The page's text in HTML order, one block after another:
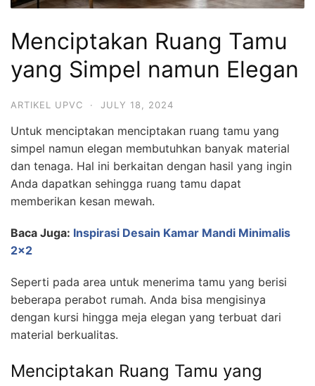
Menciptakan Ruang Tamu
yang Simpel namun Elegan
ARTIKEL UPVC · JULY 18, 2024
Untuk menciptakan menciptakan ruang tamu yang
simpel namun elegan membutuhkan banyak material
dan tenaga. Hal ini berkaitan dengan hasil yang ingin
Anda dapatkan sehingga ruang tamu dapat
memberikan kesan mewah.
Baca Juga: Inspirasi Desain Kamar Mandi Minimalis
2×2
Seperti pada area untuk menerima tamu yang berisi
beberapa perabot rumah. Anda bisa mengisinya
dengan kursi hingga meja elegan yang terbuat dari
material berkualitas.
Menciptakan Ruang Tamu yang